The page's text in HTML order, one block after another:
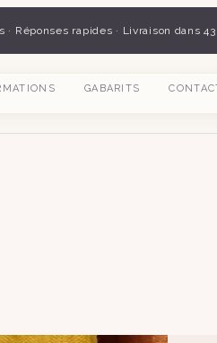
· Réponses rapides · Livraison dans
GABARITS